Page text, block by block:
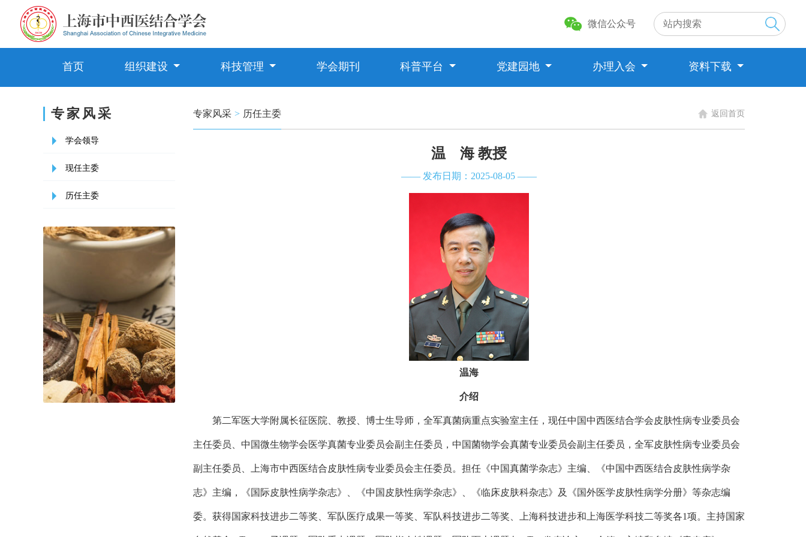
微信公众号
首页 组织建设 科技管理 学会期刊 科普平台 党建园地 办理入会 资料下载
专家风采
学会领导
现任主委
历任主委
专家风采 > 历任主委 返回首页
温 海 教授
—— 发布日期：2025-08-05 ——
温海
介绍
第二军医大学附属长征医院、教授、博士生导师，全军真菌病重点实验室主任，现任中国中西医结合学会皮肤性病专业委员会
主任委员、中国微生物学会医学真菌专业委员会副主任委员，中国菌物学会真菌专业委员会副主任委员，全军皮肤性病专业委员会
副主任委员、上海市中西医结合皮肤性病专业委员会主任委员。担任《中国真菌学杂志》主编、《中国中西医结合皮肤性病学杂
志》主编，《国际皮肤性病学杂志》、《中国皮肤性病学杂志》、《临床皮肤科杂志》及《国外医学皮肤性病学分册》等杂志编
委。获得国家科技进步二等奖、军队医疗成果一等奖、军队科技进步二等奖、上海科技进步和上海医学科技二等奖各1项。主持国家